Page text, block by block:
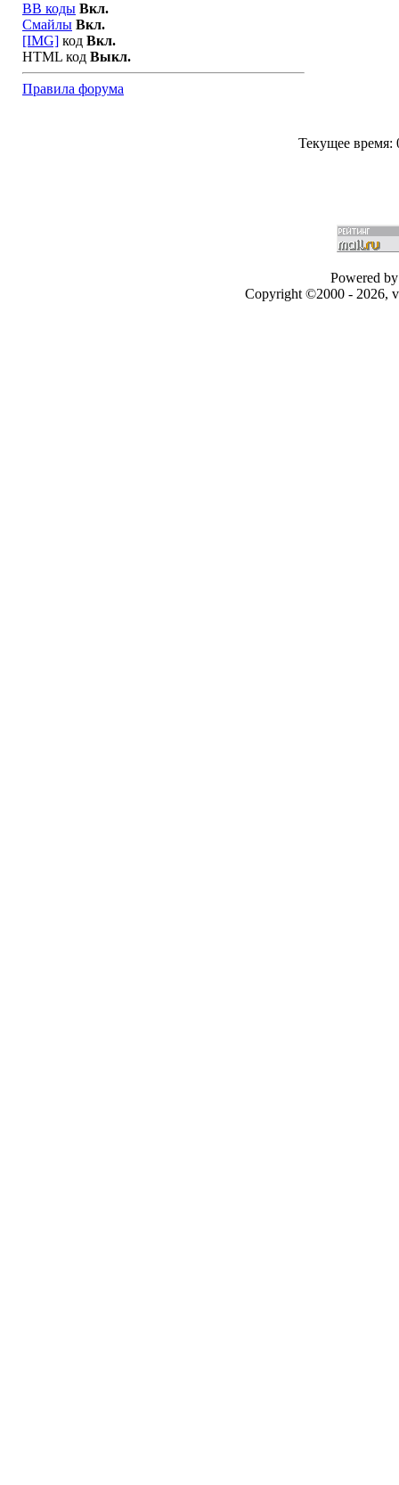
BB коды Вкл.
Смайлы Вкл.
[IMG] код Вкл.
HTML код Выкл.
Правила форума
Текущее время:
Powered
Copyright ©2000 - 2026,